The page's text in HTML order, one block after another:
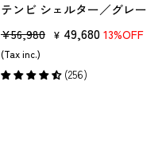
テンビ シェルター／グレー
販
売
価
¥56,980 セ
ル
¥ 49,680 13%OFF
(Tax inc.)
(256)